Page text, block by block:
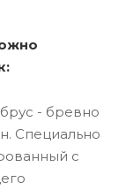
- бревно
Специально
с